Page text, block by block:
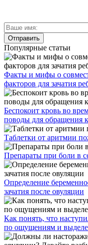
Популярные статьи
Факты и мифы о
факторов для зачатия
Беспокоит кровь во
поводы для обращения
Таблетки от аритмии
Препараты при боли в
Определение
зачатия после овуляции
Как понять, что
по ощущениям и